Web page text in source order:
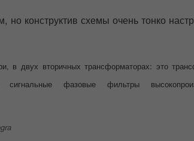
конструктив схемы очень тонко
в двух вторичных трансформаторах: это
фазовые фильтры